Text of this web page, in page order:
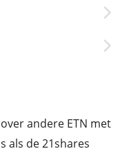
andere ETN met
als de 21shares